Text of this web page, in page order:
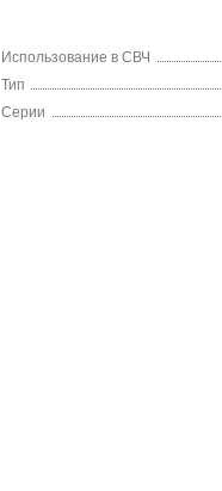
Использование в СВЧ
Тип
Серии